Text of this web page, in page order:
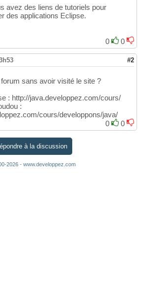
avez des liens de tutoriels pour
des applications Eclipse.
0
0
#2
sans avoir visité le site ?
: http://java.developpez.com/cours/
:
cours/developpons/java/
0
0
à la discussion
2026 - www.developpez.com